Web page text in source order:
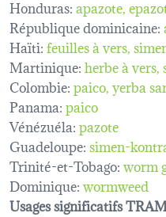
Honduras:apazote
République dominicaine:
Haïti:feuilles à vers
Martinique:herbe à vers
Colombie:paico yerba
Panama:paico
Vénézuéla:pazote
Guadeloupe:simen-
Trinité-et-Tobago:worm
Dominique:wormweed
Usages significatifs